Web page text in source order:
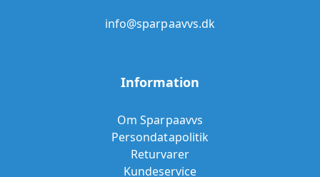
info@sparpaavvs.dk
Information
Om Sparpaavvs
Persondatapolitik
Returvarer
Kundeservice